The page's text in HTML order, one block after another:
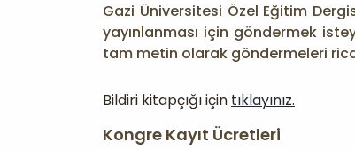
Gazi Üniversitesi Özel Eğitim
yayınlanması için göndermek
tam metin olarak göndermeleri
Bildiri kitapçığı için tıklayınız.
Kongre Kayıt Ücretleri